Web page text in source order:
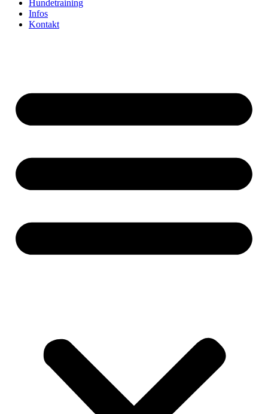
Hundetraining
Infos
Kontakt